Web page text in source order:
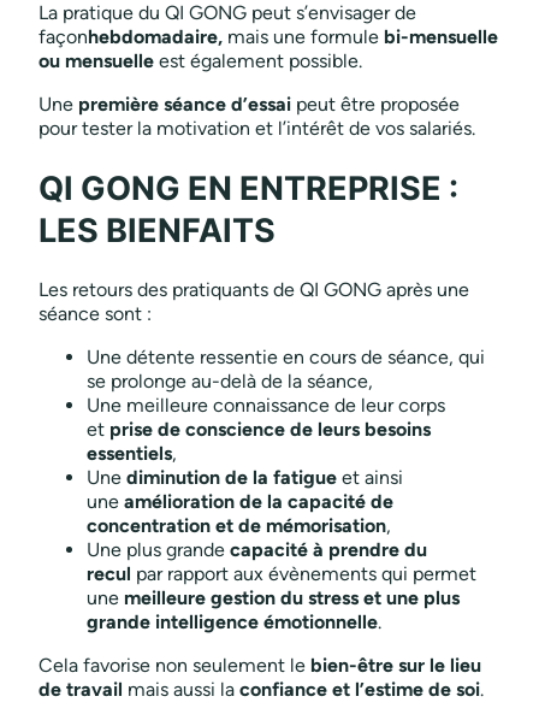
La pratique du QI GONG peut s’envisager de
façonhebdomadaire, mais une formule bi-mensuelle
ou mensuelle est également possible.
Une première séance d’essai peut être proposée
pour tester la motivation et l’intérêt de vos salariés.
QI GONG EN ENTREPRISE :
LES BIENFAITS
Les retours des pratiquants de QI GONG après une
séance sont :
Une détente ressentie en cours de séance, qui
se prolonge au-delà de la séance,
Une meilleure connaissance de leur corps
et prise de conscience de leurs besoins
essentiels,
Une diminution de la fatigue et ainsi
une amélioration de la capacité de
concentration et de mémorisation,
Une plus grande capacité à prendre du
recul par rapport aux évènements qui permet
une meilleure gestion du stress et une plus
grande intelligence émotionnelle.
Cela favorise non seulement le bien-être sur le lieu
de travail mais aussi la confiance et l’estime de soi.